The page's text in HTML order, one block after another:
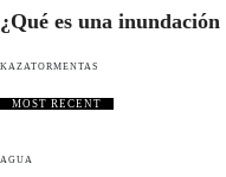
¿Qué es una
KAZATORMENTAS
MOST RECENT
AGUA